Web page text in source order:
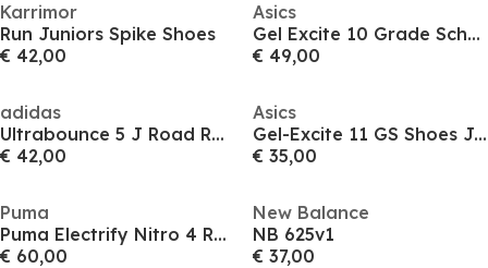
Karrimor
Run Juniors Spike Shoes
€ 42,00
Asics
Gel Excite 10 Grade School Running Shoes Juniors
€ 49,00
adidas
Ultrabounce 5 J Road Running Shoes Boys
€ 42,00
Asics
Gel-Excite 11 GS Shoes Juniors
€ 35,00
Puma
Puma Electrify Nitro 4 Running Shoe Jn62
€ 60,00
New Balance
NB 625v1
€ 37,00